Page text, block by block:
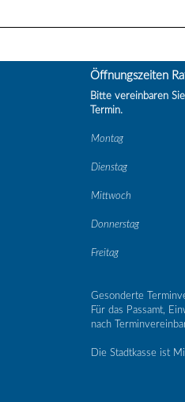
Öffnungszeiten
Bitte vereinbaren
Termin.
Montag
Dienstag
Mittwoch
Donnerstag
Freitag
Gesonderte
Für das Passamt,
nach
Die Stadtkasse ist